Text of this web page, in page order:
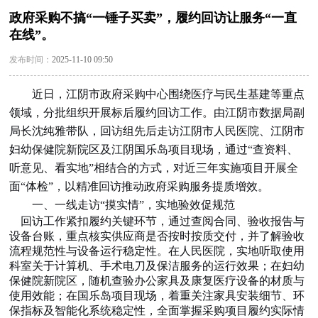
政府采购不搞“一锤子买卖”，履约回访让服务“一直
在线”。
发布时间： 2025-11-10 09:50
近日，江阴市政府采购中心围绕医疗与民生基建等重点
领域，分批组织开展标后履约回访工作。由江阴市数据局副
局长沈纯雅带队，回访组先后走访江阴市人民医院、江阴市
妇幼保健院新院区及江阴国乐岛项目现场，通过“查资料、
听意见、看实地”相结合的方式，对近三年实施项目开展全
面“体检”，以精准回访推动政府采购服务提质增效。
一、一线走访“摸实情”，实地验效促规范
回访工作紧扣履约关键环节，通过查阅合同、验收报告与
设备台账，重点核实供应商是否按时按质交付，并了解验收
流程规范性与设备运行稳定性。在人民医院，实地听取使用
科室关于计算机、手术电刀及保洁服务的运行效果；在妇幼
保健院新院区，随机查验办公家具及康复医疗设备的材质与
使用效能；在国乐岛项目现场，着重关注家具安装细节、环
保指标及智能化系统稳定性，全面掌握采购项目履约实际情